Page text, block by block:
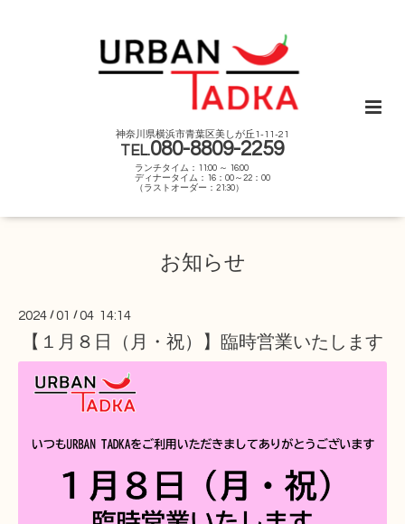
神奈川県横浜市青葉区美しが丘1-11-21
TEL.080-8809-2259
ランチタイム：11:00 ～ 16:00
ディナータイム：16：00～22：00
（ラストオーダー：21:30）
お知らせ
2024 /01 /04 14:14
【１月８日（月・祝）】臨時営業いたします